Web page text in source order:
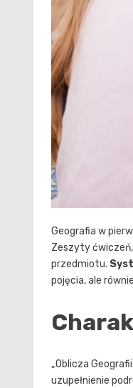
Geografia w
Zeszyty ćwiczeń,
przedmiotu.
pojęcia, ale
„Oblicza
uzupełnienie